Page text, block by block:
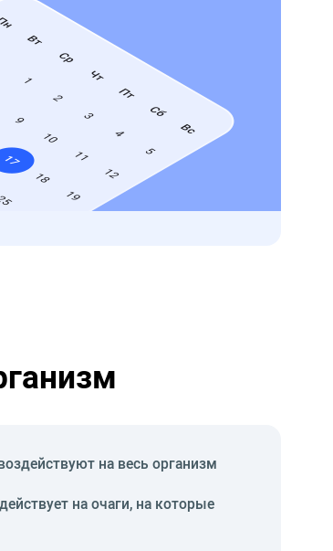
на весь организм
на очаги, на которые